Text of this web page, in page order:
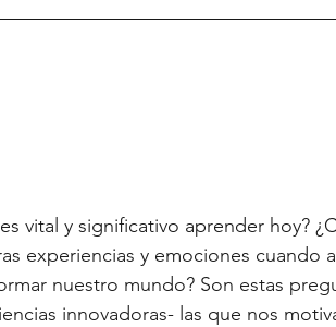
Moneo Ángeles Soletic
vital y significativo aprender hoy?
experiencias y emociones cuando
nuestro mundo? Son estas
innovadoras- las que nos